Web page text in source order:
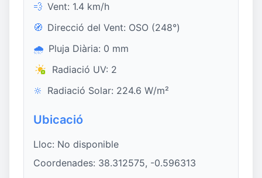
💨 Vent: 1.4 km/h
🧭 Direcció del Vent: OSO (248°)
🌧️ Pluja Diària: 0 mm
Radiació UV: 2
🔆 Radiació Solar: 224.6 W/m²
Ubicació
Lloc: No disponible
Coordenades: 38.312575, -0.596313